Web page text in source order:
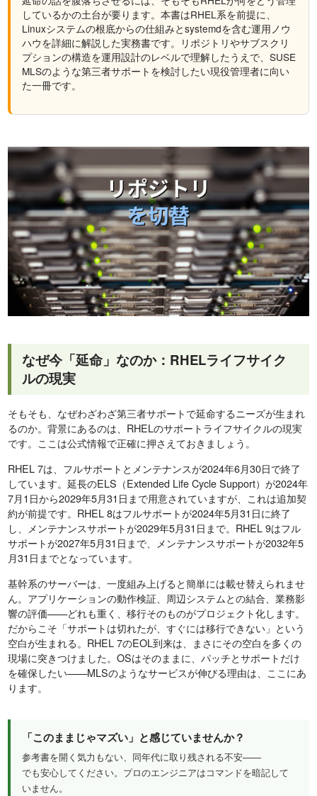
しているかの土台が要ります。本書はRHEL系を前提に、
Linuxシステムの根底からの仕組みとsystemdを含む運用ノウ
ハウを詳細に解説した実務書です。リポジトリやサブスクリ
プションの構造を運用設計のレベルで理解したうえで、SUSE
MLSのような第三者サポートを検討したい現役管理者に向い
た一冊です。
なぜ今「延命」なのか：RHELライフサイク
ルの現実
そもそも、なぜわざわざ第三者サポートで延命するニーズが生まれ
るのか。背景にあるのは、RHELのサポートライフサイクルの現実
です。ここは公式情報で正確に押さえておきましょう。
RHEL 7は、フルサポートとメンテナンスが2024年6月30日で終了
しています。延長のELS（Extended Life Cycle Support）が2024年
7月1日から2029年5月31日まで用意されていますが、これは追加契
約が前提です。RHEL 8はフルサポートが2024年5月31日に終了
し、メンテナンスサポートが2029年5月31日まで。RHEL 9はフル
サポートが2027年5月31日まで、メンテナンスサポートが2032年5
月31日までとなっています。
基幹系のサーバーは、一度組み上げると簡単には載せ替えられませ
ん。アプリケーションの動作検証、周辺システムとの結合、業務影
響の評価——どれも重く、移行そのものがプロジェクト化します。
だからこそ「サポートは切れたが、すぐには移行できない」という
空白が生まれる。RHEL 7のEOL到来は、まさにその空白を多くの
現場に突きつけました。OSはそのままに、パッチとサポートだけ
を確保したい——MLSのようなサービスが伸びる理由は、ここにあ
ります。
「このままじゃマズい」と感じていませんか？
参考書を開く気力もない、同年代に取り残される不安——
でも安心してください。プロのエンジニアはコマンドを暗記して
いません。